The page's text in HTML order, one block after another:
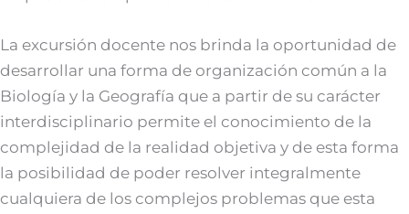
La excursión docente nos brinda la oportunidad de
desarrollar una forma de organización común a la
Biología y la Geografía que a partir de su carácter
interdisciplinario permite el conocimiento de la
complejidad de la realidad objetiva y de esta forma
la posibilidad de poder resolver integralmente
cualquiera de los complejos problemas que esta